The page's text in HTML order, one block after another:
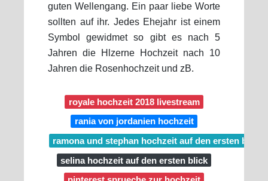
guten Wellengang. Ein paar liebe Worte
sollten auf ihr. Jedes Ehejahr ist einem
Symbol gewidmet so gibt es nach 5
Jahren die Hlzerne Hochzeit nach 10
Jahren die Rosenhochzeit und zB.
royale hochzeit 2018 livestream
rania von jordanien hochzeit
ramona und stephan hochzeit auf den ersten blick
selina hochzeit auf den ersten blick